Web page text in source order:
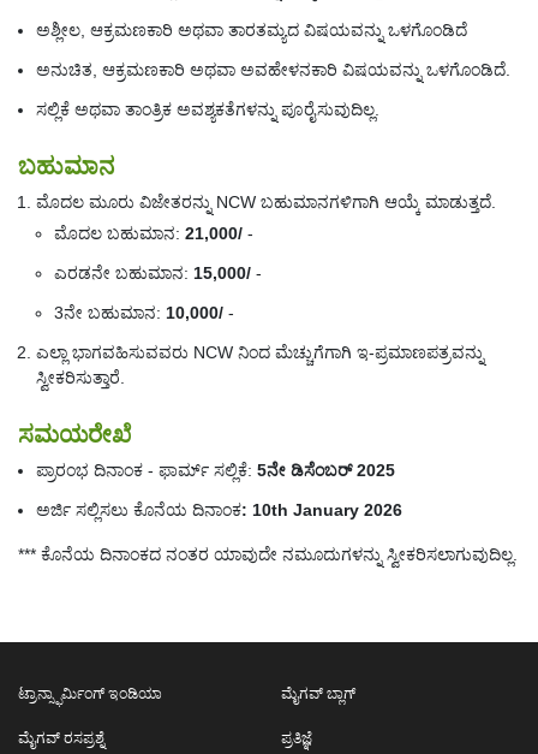
ಅಶ್ಲೀಲ, ಆಕ್ರಮಣಕಾರಿ ಅಥವಾ ತಾರತಮ್ಯದ ವಿಷಯವನ್ನು ಒಳಗೊಂಡಿದೆ
ಅನುಚಿತ, ಆಕ್ರಮಣಕಾರಿ ಅಥವಾ ಅವಹೇಳನಕಾರಿ ವಿಷಯವನ್ನು ಒಳಗೊಂಡಿದೆ.
ಸಲ್ಲಿಕೆ ಅಥವಾ ತಾಂತ್ರಿಕ ಅವಶ್ಯಕತೆಗಳನ್ನು ಪೂರೈಸುವುದಿಲ್ಲ.
ಬಹುಮಾನ
ಮೊದಲ ಮೂರು ವಿಜೇತರನ್ನು NCW ಬಹುಮಾನಗಳಿಗಾಗಿ ಆಯ್ಕೆ ಮಾಡುತ್ತದೆ.
ಮೊದಲ ಬಹುಮಾನ: 21,000/ -
ಎರಡನೇ ಬಹುಮಾನ: 15,000/ -
3ನೇ ಬಹುಮಾನ: 10,000/ -
ಎಲ್ಲಾ ಭಾಗವಹಿಸುವವರು NCW ನಿಂದ ಮೆಚ್ಚುಗೆಗಾಗಿ ಇ-ಪ್ರಮಾಣಪತ್ರವನ್ನು
ಸ್ವೀಕರಿಸುತ್ತಾರೆ.
ಸಮಯರೇಖೆ
ಪ್ರಾರಂಭ ದಿನಾಂಕ - ಫಾರ್ಮ್ ಸಲ್ಲಿಕೆ: 5ನೇ ಡಿಸೆಂಬರ್ 2025
ಅರ್ಜಿ ಸಲ್ಲಿಸಲು ಕೊನೆಯ ದಿನಾಂಕ: 10th January 2026
*** ಕೊನೆಯ ದಿನಾಂಕದ ನಂತರ ಯಾವುದೇ ನಮೂದುಗಳನ್ನು ಸ್ವೀಕರಿಸಲಾಗುವುದಿಲ್ಲ.
ಟ್ರಾನ್ಸ್ಫಾರ್ಮಿಂಗ್ ಇಂಡಿಯಾ ಮೈಗವ್ ಬ್ಲಾಗ್
ಮೈಗವ್ ರಸಪ್ರಶ್ನೆ ಪ್ರತಿಜ್ಞೆ